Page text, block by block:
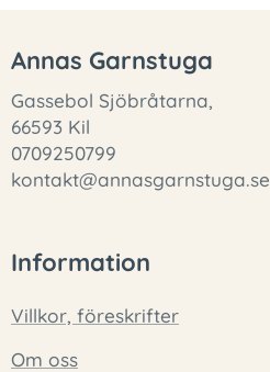
Annas Garnstuga
Gassebol Sjöbråtarna,
66593 Kil
0709250799
kontakt@annasgarnstuga.se
Information
Villkor, föreskrifter
Om oss